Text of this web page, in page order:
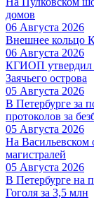
домов
06 Августа 2026
Внешнее кольцо
06 Августа 2026
КГИОП утвердил
Заячьего острова
05 Августа 2026
В Петербурге за
протоколов за
05 Августа 2026
На Васильевском
магистралей
05 Августа 2026
В Петербурге на
Гоголя за 3,5 млн